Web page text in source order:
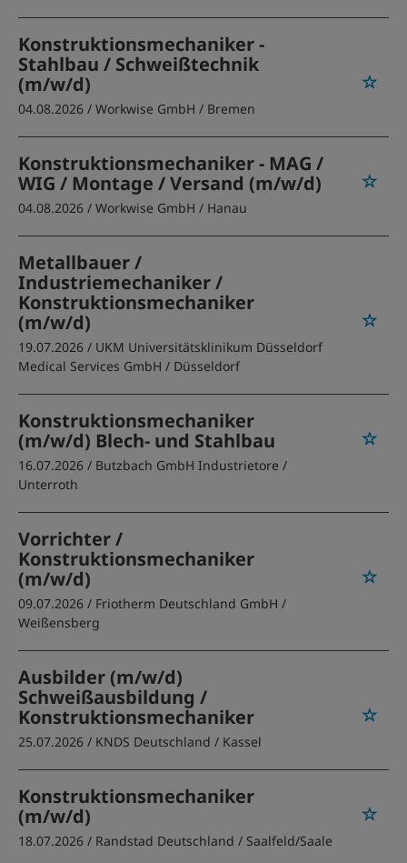
Konstruktionsmechaniker -
Stahlbau / Schweißtechnik
(m/w/d)
04.08.2026 / Workwise GmbH / Bremen
Konstruktionsmechaniker - MAG /
WIG / Montage / Versand (m/w/d)
04.08.2026 / Workwise GmbH / Hanau
Metallbauer /
Industriemechaniker /
Konstruktionsmechaniker
(m/w/d)
19.07.2026 / UKM Universitätsklinikum Düsseldorf
Medical Services GmbH / Düsseldorf
Konstruktionsmechaniker
(m/w/d) Blech- und Stahlbau
16.07.2026 / Butzbach GmbH Industrietore /
Unterroth
Vorrichter /
Konstruktionsmechaniker
(m/w/d)
09.07.2026 / Friotherm Deutschland GmbH /
Weißensberg
Ausbilder (m/w/d)
Schweißausbildung /
Konstruktionsmechaniker
25.07.2026 / KNDS Deutschland / Kassel
Konstruktionsmechaniker
(m/w/d)
18.07.2026 / Randstad Deutschland / Saalfeld/Saale